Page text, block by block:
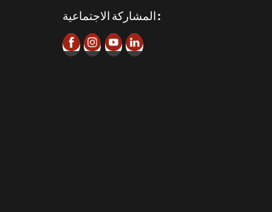
المشاركة الاجتماعية :